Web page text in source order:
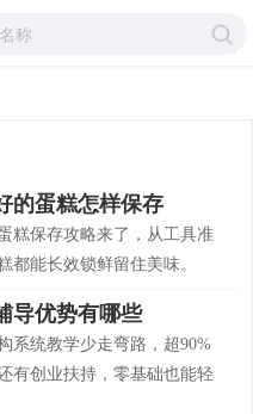
时间-订课宝
的蛋糕怎样保存
糕保存攻略来了，从工具准
都能长效锁鲜留住美味。
导优势有哪些
系统教学少走弯路，超90%
有创业扶持，零基础也能轻